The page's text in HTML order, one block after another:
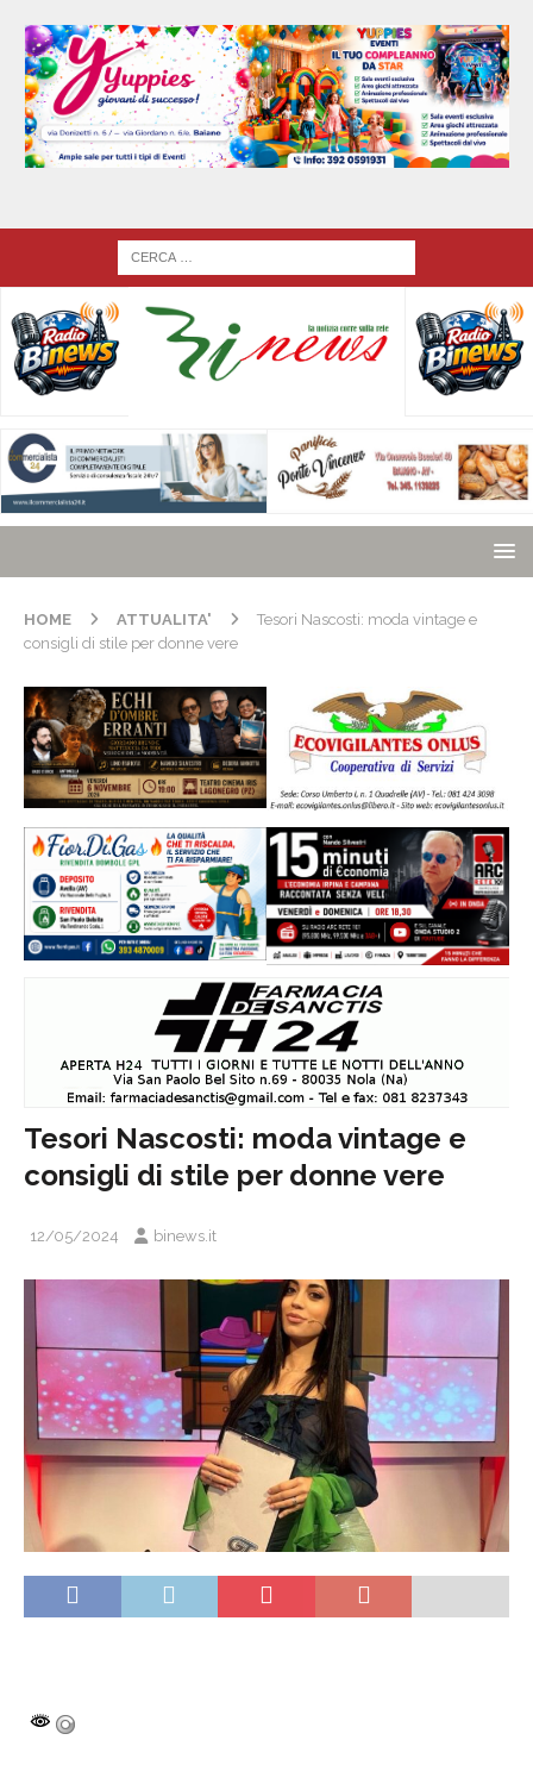
HOME ATTUALITA'
Tesori Nascosti: moda vintage e
consigli di stile per donne vere
Tesori Nascosti: moda vintage e
consigli di stile per donne vere
12/05/2024 binews.it